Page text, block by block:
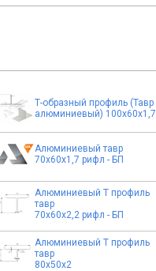
Т-образный профиль (Тавр
алюминиевый) 100х60х1,7
Алюминиевый тавр
70х60х1,7 рифл - БП
Алюминиевый Т профиль
тавр
70х60х2,2 рифл - БП
Алюминиевый Т профиль
тавр
80х50х2